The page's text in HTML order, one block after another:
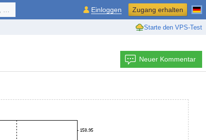
Starte den VPS-Test
Einloggen Zugang erhalten
Neuer Kommentar